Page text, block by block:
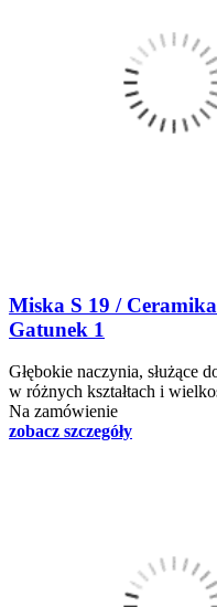
Miska S 19 /
Gatunek 1
Głębokie naczynia, służące
w różnych kształtach i
Na zamówienie
zobacz szczegóły